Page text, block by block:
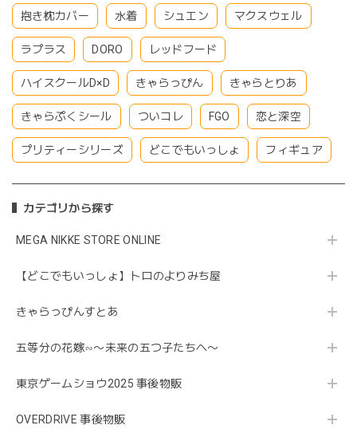
抱き枕カバー 水着 シュエン マクスウェル
ラプラス DORO レッドフード
ハイスクールD×D きゃらっぴん きゃらとりあ
きゃらぷくシール ついコレ FGO 恋と深空
プリティーシリーズ どこでもいっしょ フィギュア
カテゴリから探す
MEGA NIKKE STORE ONLINE
【どこでもいっしょ】トロのよりみち屋
きゃらっぴんすとあ
五等分の花嫁∽〜未来の五つ子たちへ〜
東京ゲームショウ2025 事後物販
OVERDRIVE 事後物販